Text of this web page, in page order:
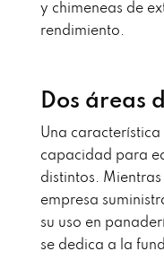
y chimeneas de
rendimiento.
Dos áreas
Una característica
capacidad para
distintos.
empresa
su uso en
se dedica a la